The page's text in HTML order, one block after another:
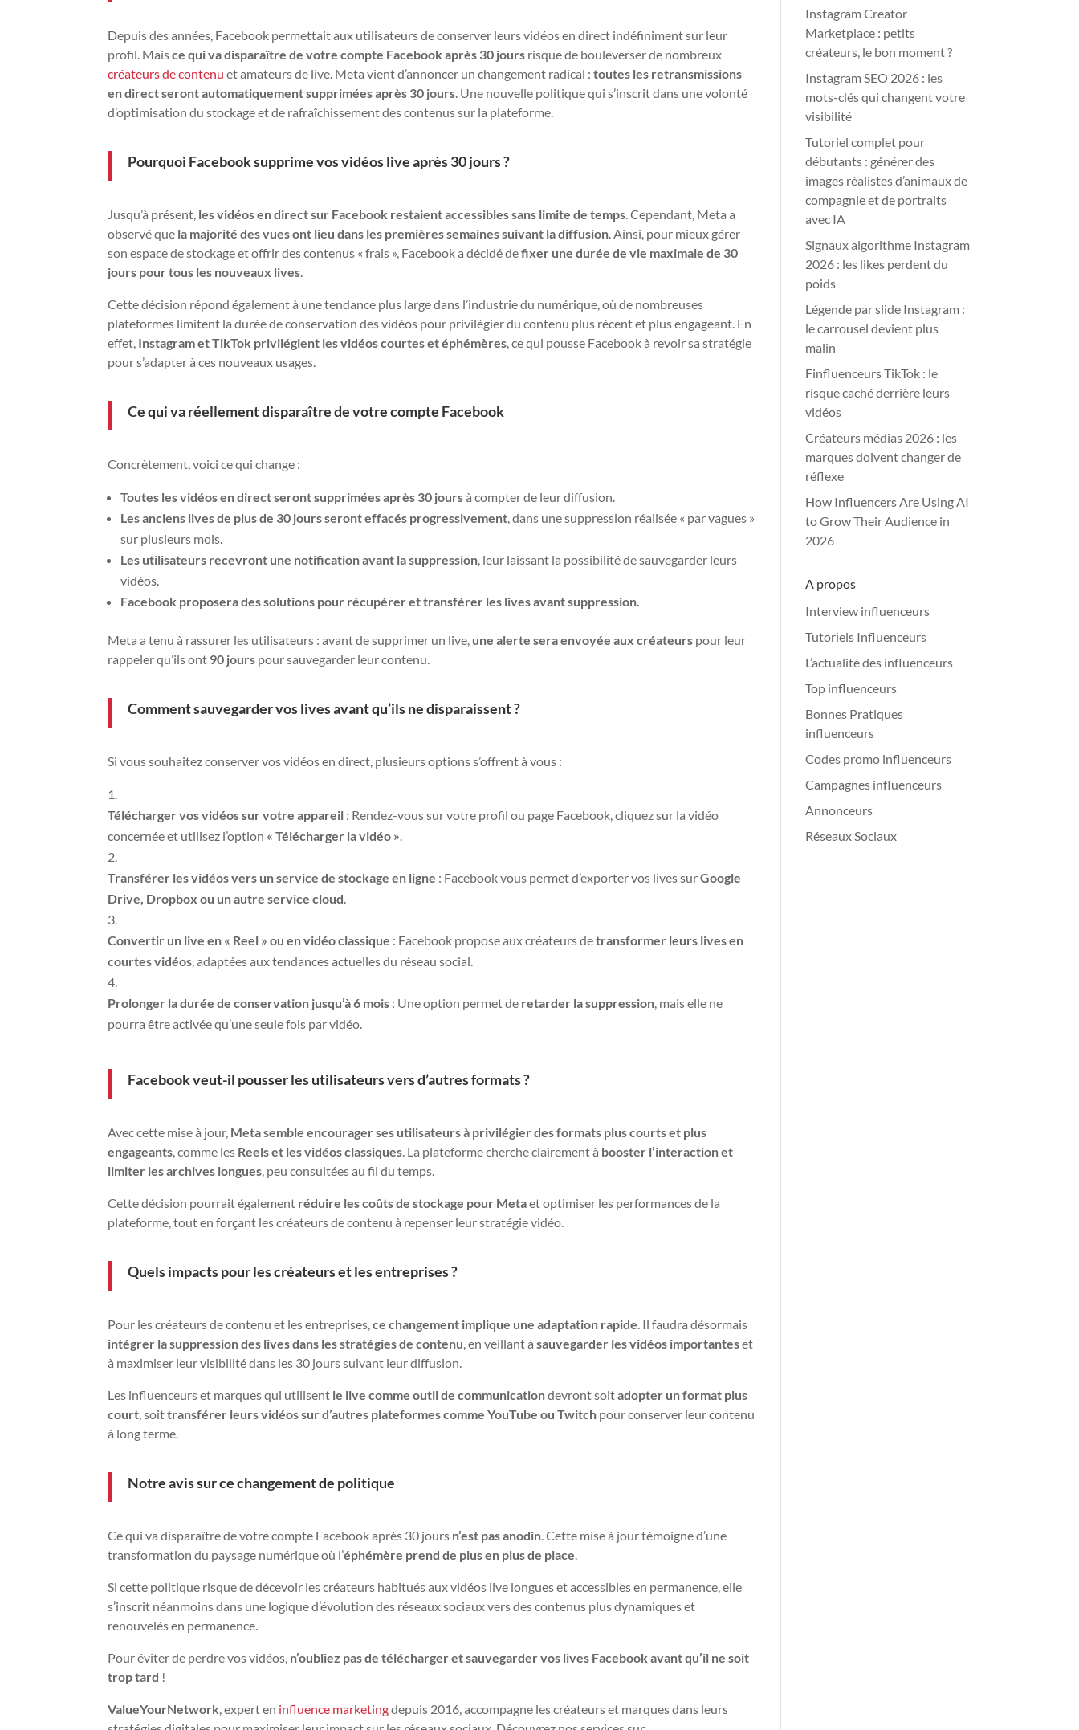
Depuis des années, Facebook permettait aux utilisateurs de conserver leurs vidéos en direct indéfiniment sur leur
profil. Maisce qui va disparaître de votre compte Facebook après 30 jours risque de bouleverser de nombreux
créateurs de contenu et amateurs de live. Meta vient d’annoncer un changement radical :toutes les retransmissions
en direct seront automatiquement supprimées après 30 jours . Une nouvelle politique qui s’inscrit dans une volonté
d’optimisation du stockage et de rafraîchissement des contenus sur la plateforme.
Pourquoi Facebook supprime vos vidéos live après 30 jours ?
Jusqu’à présent, les vidéos en direct sur Facebook restaient accessibles sans limite de temps . Cependant, Meta a
observé que la majorité des vues ont lieu dans les premières semaines suivant la diffusion . Ainsi, pour mieux gérer
son espace de stockage et offrir des contenus « frais », Facebook a décidé defixer une durée de vie maximale de 30
jours pour tous les nouveaux lives
Cette décision répond également à une tendance plus large dans l’industrie du numérique, où de nombreuses
plateformes limitent la durée de conservation des vidéos pour privilégier du contenu plus récent et plus engageant. En
effet, Instagram et TikTok privilégient les vidéos courtes et éphémères , ce qui pousse Facebook à revoir sa stratégie
pour s’adapter à ces nouveaux usages.
Ce qui va réellement disparaître de votre compte Facebook
Concrètement, voici ce qui change :
Toutes les vidéos en direct seront supprimées après 30 joursà compter de leur diffusion.
Les anciens lives de plus de 30 jours seront effacés progressivement , dans une suppression réalisée « par vagues »
sur plusieurs mois.
Les utilisateurs recevront une notification avant la suppression , leur laissant la possibilité de sauvegarder leurs
vidéos.
Facebook proposera des solutions pour récupérer et transférer les lives avant suppression.
Meta a tenu à rassurer les utilisateurs : avant de supprimer un live, une alerte sera envoyée aux créateurs pour leur
rappeler qu’ils ont 90 jours pour sauvegarder leur contenu.
Comment sauvegarder vos lives avant qu’ils ne disparaissent ?
Si vous souhaitez conserver vos vidéos en direct, plusieurs options s’offrent à vous :
Télécharger vos vidéos sur votre appareil : Rendez-vous sur votre profil ou page Facebook, cliquez sur la vidéo
concernée et utilisez l’option « Télécharger la vidéo »
Transférer les vidéos vers un service de stockage en ligne : Facebook vous permet d’exporter vos lives surGoogle
Drive, Dropbox ou un autre service cloud
Convertir un live en « Reel » ou en vidéo classique : Facebook propose aux créateurs detransformer leurs lives en
courtes vidéos , adaptées aux tendances actuelles du réseau social.
Prolonger la durée de conservation jusqu’à 6 mois : Une option permet de retarder la suppression , mais elle ne
pourra être activée qu’une seule fois par vidéo.
Facebook veut-il pousser les utilisateurs vers d’autres formats ?
Avec cette mise à jour, Meta semble encourager ses utilisateurs à privilégier des formats plus courts et plus
engageants , comme les Reels et les vidéos classiques . La plateforme cherche clairement à booster l’interaction et
limiter les archives longues , peu consultées au fil du temps.
Cette décision pourrait également réduire les coûts de stockage pour Metaet optimiser les performances de la
plateforme, tout en forçant les créateurs de contenu à repenser leur stratégie vidéo.
Quels impacts pour les créateurs et les entreprises ?
Pour les créateurs de contenu et les entreprises,ce changement implique une adaptation rapide . Il faudra désormais
intégrer la suppression des lives dans les stratégies de contenu , en veillant àsauvegarder les vidéos importanteset
à maximiser leur visibilité dans les 30 jours suivant leur diffusion.
Les influenceurs et marques qui utilisent le live comme outil de communicationdevront soitadopter un format plus
court , soittransférer leurs vidéos sur d’autres plateformes comme YouTube ou Twitch pour conserver leur contenu
à long terme.
Notre avis sur ce changement de politique
Ce qui va disparaître de votre compte Facebook après 30 jours n’est pas anodin . Cette mise à jour témoigne d’une
transformation du paysage numérique où l’éphémère prend de plus en plus de place
Si cette politique risque de décevoir les créateurs habitués aux vidéos live longues et accessibles en permanence, elle
s’inscrit néanmoins dans une logique d’évolution des réseaux sociaux vers des contenus plus dynamiques et
renouvelés en permanence.
Pour éviter de perdre vos vidéos, n’oubliez pas de télécharger et sauvegarder vos lives Facebook avant qu’il ne soit
trop tard !
ValueYourNetwork , expert en influence marketingdepuis 2016, accompagne les créateurs et marques dans leurs
Instagram Creator
Marketplace : petits
créateurs, le bon moment ?
Instagram SEO 2026 : les
mots-clés qui changent votre
visibilité
Tutoriel complet pour
débutants : générer des
images réalistes d’animaux de
compagnie et de portraits
avec IA
Signaux algorithme Instagram
2026 : les likes perdent du
poids
Légende par slide Instagram :
le carrousel devient plus
malin
Finfluenceurs TikTok : le
risque caché derrière leurs
vidéos
Créateurs médias 2026 : les
marques doivent changer de
réflexe
How Influencers Are Using AI
to Grow Their Audience in
2026
A propos
Interview influenceurs
Tutoriels Influenceurs
L’actualité des influenceurs
Top influenceurs
Bonnes Pratiques
influenceurs
Codes promo influenceurs
Campagnes influenceurs
Annonceurs
Réseaux Sociaux